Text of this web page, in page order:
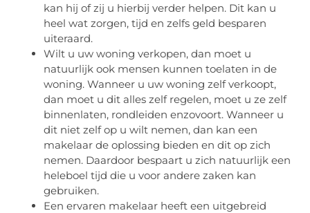
kan hij of zij u hierbij verder helpen. Dit kan u
heel wat zorgen, tijd en zelfs geld besparen
uiteraard.
Wilt u uw woning verkopen, dan moet u
natuurlijk ook mensen kunnen toelaten in de
woning. Wanneer u uw woning zelf verkoopt,
dan moet u dit alles zelf regelen, moet u ze zelf
binnenlaten, rondleiden enzovoort. Wanneer u
dit niet zelf op u wilt nemen, dan kan een
makelaar de oplossing bieden en dit op zich
nemen. Daardoor bespaart u zich natuurlijk een
heleboel tijd die u voor andere zaken kan
gebruiken.
Een ervaren makelaar heeft een uitgebreid